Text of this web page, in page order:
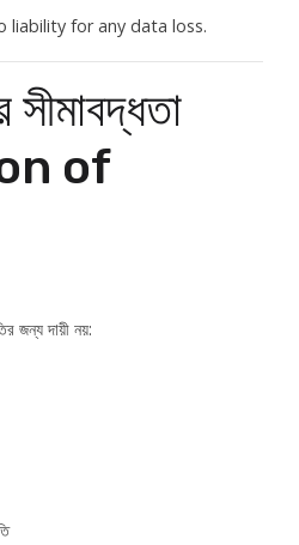
liability for any data loss.
সীমাবদ্ধতা
of
জন্য দায়ী নয়: